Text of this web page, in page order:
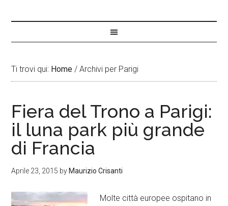
Ti trovi qui: Home / Archivi per Parigi
Fiera del Trono a Parigi:
il luna park più grande
di Francia
Aprile 23, 2015 by Maurizio Crisanti
Molte città europee ospitano in